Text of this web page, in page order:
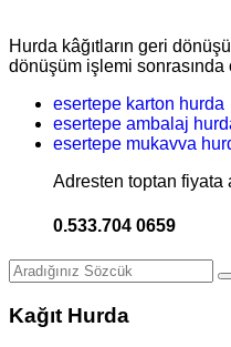
Hurda kâğıtların geri
dönüşüm işlemi sonrasında
esertepe karton hurda
esertepe ambalaj
esertepe mukavva
Adresten toptan fiyata
0.533.704 0659
Kağıt Hurda